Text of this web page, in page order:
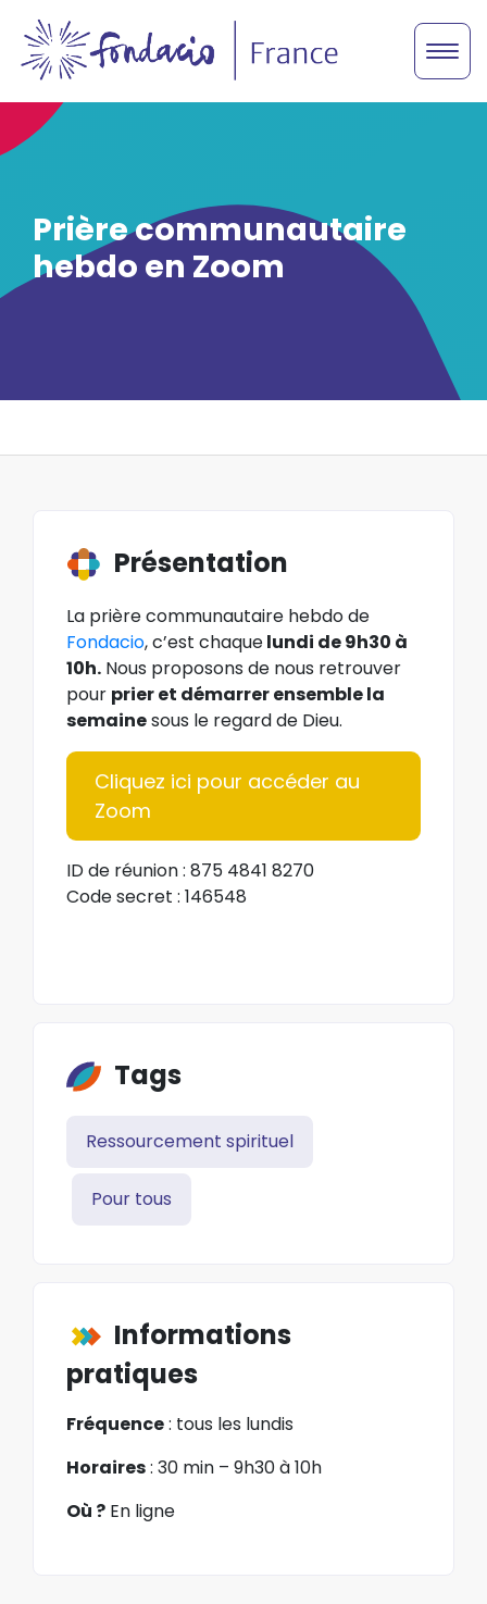
Prière communautaire
hebdo en Zoom
Présentation
La prière communautaire hebdo de
Fondacio, c’est chaquelundi de 9h30 à
10h. Nous proposons de nous retrouver
pour prier et démarrer ensemble la
semainesous le regard de Dieu.
Cliquez ici pour accéder au
Zoom
ID de réunion : 875 4841 8270
Code secret : 146548
Tags
Ressourcement spirituel
Pour tous
Informations
pratiques
Fréquence: tous les lundis
Horaires: 30 min – 9h30 à 10h
Où ? En ligne